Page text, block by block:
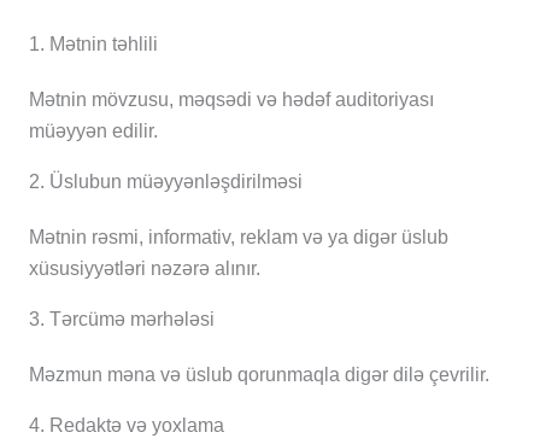
1. Mətnin təhlili
Mətnin mövzusu, məqsədi və hədəf auditoriyası
müəyyən edilir.
2. Üslubun müəyyənləşdirilməsi
Mətnin rəsmi, informativ, reklam və ya digər üslub
xüsusiyyətləri nəzərə alınır.
3. Tərcümə mərhələsi
Məzmun məna və üslub qorunmaqla digər dilə çevrilir.
4. Redaktə və yoxlama